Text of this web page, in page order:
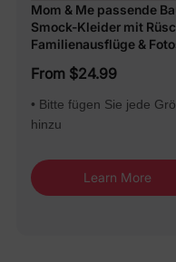
Mom & Me passende
Smock-Kleider mit
Familienausflüge &
From $24.99
• Bitte fügen Sie jede
hinzu
Learn More